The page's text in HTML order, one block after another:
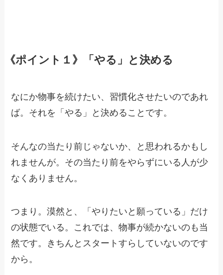
《ポイント１》「やる」と決める
なにか物事を続けたい、習慣化させたいのであれ
ば。それを「やる」と決めることです。
そんなの当たり前じゃないか、と思われるかもし
れませんが。その当たり前をやらずにいる人が少
なくありません。
つまり。漠然と、「やりたいと願っている」だけ
の状態でいる。これでは、物事が続かないのも当
然です。きちんとスタートすらしていないのです
から。